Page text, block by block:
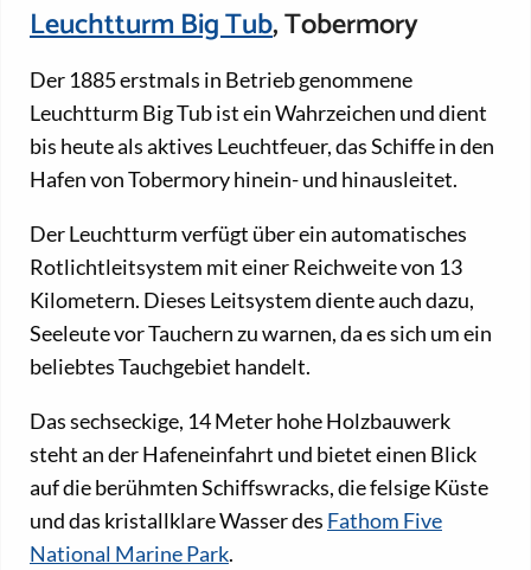
Leuchtturm Big Tub, Tobermory
Der 1885 erstmals in Betrieb genommene
Leuchtturm Big Tub ist ein Wahrzeichen und dient
bis heute als aktives Leuchtfeuer, das Schiffe in den
Hafen von Tobermory hinein- und hinausleitet.
Der Leuchtturm verfügt über ein automatisches
Rotlichtleitsystem mit einer Reichweite von 13
Kilometern. Dieses Leitsystem diente auch dazu,
Seeleute vor Tauchern zu warnen, da es sich um ein
beliebtes Tauchgebiet handelt.
Das sechseckige, 14 Meter hohe Holzbauwerk
steht an der Hafeneinfahrt und bietet einen Blick
auf die berühmten Schiffswracks, die felsige Küste
und das kristallklare Wasser des Fathom Five
National Marine Park.